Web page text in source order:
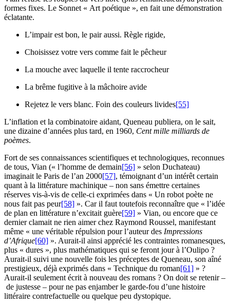
formes fixes. Le Sonnet « Art poétique », en fait une démonstration
éclatante.
L’impair est bon, le pair aussi. Règle rigide,
Choisissez votre vers comme fait le pêcheur
La mouche avec laquelle il tente raccrocheur
La brême fugitive à la mâchoire avide
Rejetez le vers blanc. Foin des couleurs livides[55]
L’inflation et la combinatoire aidant, Queneau publiera, on le sait,
une dizaine d’années plus tard, en 1960, Cent mille milliards de
poèmes.
Fort de ses connaissances scientifiques et technologiques, reconnues
de tous, Vian (« l’homme de demain[56] » selon Duchateau)
imaginait le Paris de l’an 2000[57], témoignant d’un intérêt certain
quant à la littérature machinique – non sans émettre certaines
réserves vis-à-vis de celle-ci exprimées dans « Un robot poète ne
nous fait pas peur[58] ». Car il faut toutefois reconnaître que « l’idée
de plan en littérature n’excitait guère[59] » Vian, ou encore que ce
dernier clamait ne rien aimer chez Raymond Roussel, manifestant
même « une véritable répulsion pour l’auteur des Impressions
d’Afrique[60] ». Aurait-il ainsi apprécié les contraintes romanesques,
plus « dures », plus mathématiques qui se feront jour à l’Oulipo ?
Aurait-il suivi une nouvelle fois les préceptes de Queneau, son aîné
prestigieux, déjà exprimés dans « Technique du roman[61] » ?
Aurait-il seulement écrit à nouveau des romans ? On doit se retenir –
de justesse – pour ne pas enjamber le garde-fou d’une histoire
littéraire contrefactuelle ou quelque peu dystopique.